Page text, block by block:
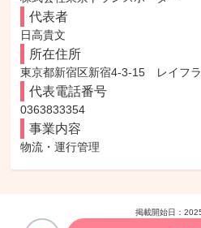
代表者
日高貴文
所在住所
東京都新宿区新宿4-3-15　レイフ
代表電話番号
0363833354
事業内容
物流・運行管理
掲載開始日：